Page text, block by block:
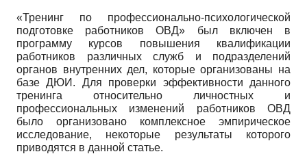
«Тренинг по профессионально-психологической
подготовке работников ОВД» был включен в
программу курсов повышения квалификации
работников различных служб и подразделений
органов внутренних дел, которые организованы на
базе ДЮИ. Для проверки эффективности данного
тренинга относительно личностных и
профессиональных изменений работников ОВД
было организовано комплексное эмпирическое
исследование, некоторые результаты которого
приводятся в данной статье.